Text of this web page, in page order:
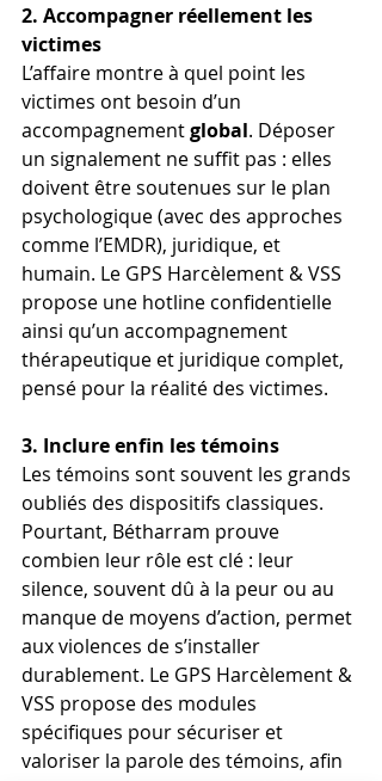
2. Accompagner réellement les
victimes
L’affaire montre à quel point les
victimes ont besoin d’un
accompagnement global. Déposer
un signalement ne suffit pas : elles
doivent être soutenues sur le plan
psychologique (avec des approches
comme l’EMDR), juridique, et
humain. Le GPS Harcèlement & VSS
propose une hotline confidentielle
ainsi qu’un accompagnement
thérapeutique et juridique complet,
pensé pour la réalité des victimes.
3. Inclure enfin les témoins
Les témoins sont souvent les grands
oubliés des dispositifs classiques.
Pourtant, Bétharram prouve
combien leur rôle est clé : leur
silence, souvent dû à la peur ou au
manque de moyens d’action, permet
aux violences de s’installer
durablement. Le GPS Harcèlement &
VSS propose des modules
spécifiques pour sécuriser et
valoriser la parole des témoins, afin